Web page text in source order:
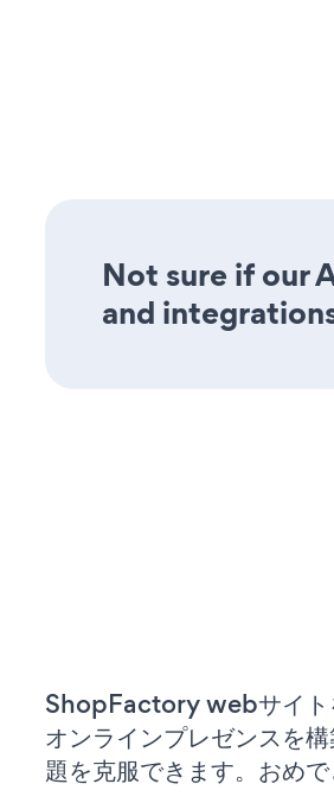
Not sure if our
and
ShopFactory webサイト
オンラインプレゼンスを
題を克服できます。おめで